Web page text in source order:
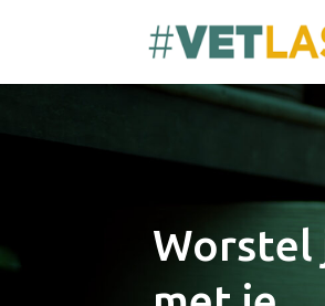
Worstel